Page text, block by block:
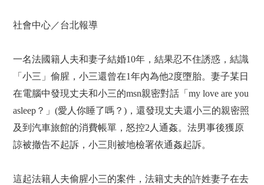
社會中心／台北報導
一名法國籍人夫和妻子結婚10年，結果忍不住誘惑，結識
「小三」偷腥，小三還曾在1年內為他2度墮胎。妻子某日
在電腦中發現丈夫和小三的msn親密對話「my love are you
asleep？」(愛人你睡了嗎？)，還發現丈夫還小三的親密照
及到汽車旅館的消費帳單，怒控2人通姦。法男事後獲原
諒被撤告不起訴，小三則被地檢署依通姦起訴。
這起法籍人夫偷腥小三的案件，法籍丈夫的許姓妻子在去